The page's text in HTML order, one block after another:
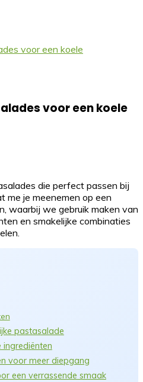
voor een koele
voor een koele
die perfect passen bij
me je meenemen op een
waarbij we gebruik maken van
en smakelijke combinaties
pastasalade
ingrediënten
voor meer diepgang
een verrassende smaak